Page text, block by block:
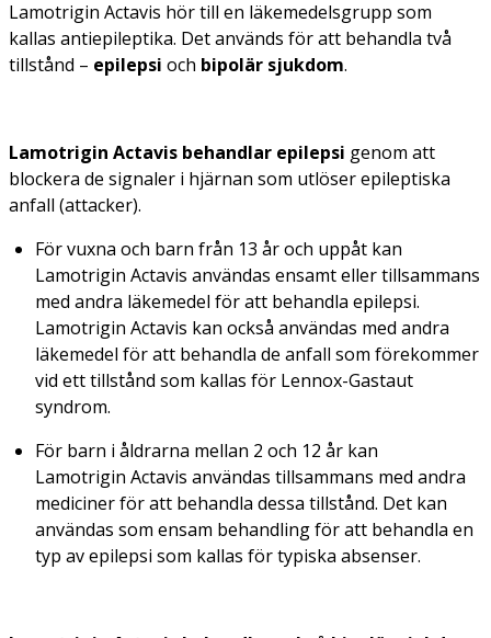
Lamotrigin Actavis hör till en läkemedelsgrupp som
kallas antiepileptika. Det används för att behandla två
tillstånd – epilepsi och bipolär sjukdom.
Lamotrigin Actavis behandlar epilepsi genom att
blockera de signaler i hjärnan som utlöser epileptiska
anfall (attacker).
För vuxna och barn från 13 år och uppåt kan
Lamotrigin Actavis användas ensamt eller tillsammans
med andra läkemedel för att behandla epilepsi.
Lamotrigin Actavis kan också användas med andra
läkemedel för att behandla de anfall som förekommer
vid ett tillstånd som kallas för Lennox-Gastaut
syndrom.
För barn i åldrarna mellan 2 och 12 år kan
Lamotrigin Actavis användas tillsammans med andra
mediciner för att behandla dessa tillstånd. Det kan
användas som ensam behandling för att behandla en
typ av epilepsi som kallas för typiska absenser.